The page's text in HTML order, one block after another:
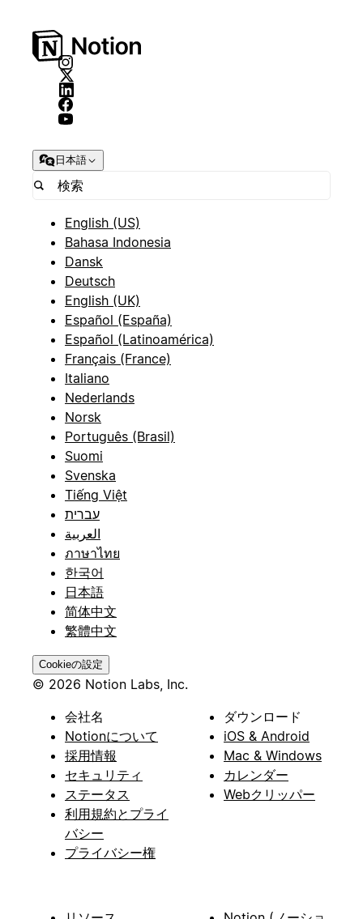
日本語
English (US)
Bahasa Indonesia
Dansk
Deutsch
English (UK)
Español (España)
Español (Latinoamérica)
Français (France)
Italiano
Nederlands
Norsk
Português (Brasil)
Suomi
Svenska
Tiếng Việt
עברית
العربية
ภาษาไทย
한국어
日本語
简体中文
繁體中文
Cookieの設定
© 2026 Notion Labs, Inc.
会社名
Notionについて
採用情報
セキュリティ
ステータス
利用規約とプライ
バシー
プライバシー権
ダウンロード
iOS & Android
Mac & Windows
カレンダー
Webクリッパー